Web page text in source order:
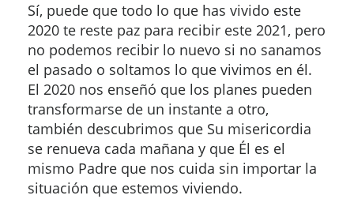
Sí, puede que todo lo que has vivido este
2020 te reste paz para recibir este 2021, pero
no podemos recibir lo nuevo si no sanamos
el pasado o soltamos lo que vivimos en él.
El 2020 nos enseñó que los planes pueden
transformarse de un instante a otro,
también descubrimos que Su misericordia
se renueva cada mañana y que Él es el
mismo Padre que nos cuida sin importar la
situación que estemos viviendo.